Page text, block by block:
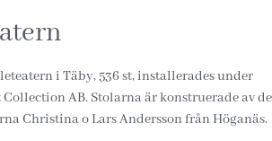
i Täby, 536 st, installerades under
Collection AB. Stolarna är konstruerade av de
Christina o Lars Andersson från Höganäs.